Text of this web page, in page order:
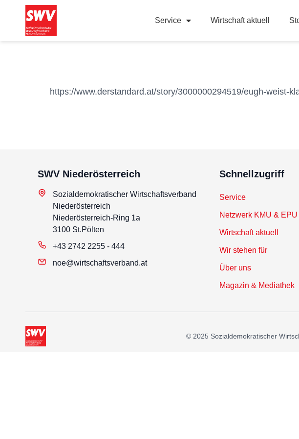
Service Wirtschaft aktuell
https://www.derstandard.at/story/3000000294519/eugh-weist-
SWV Niederösterreich
Sozialdemokratischer Wirtschaftsverband
Niederösterreich
Niederösterreich-Ring 1a
3100 St.Pölten
+43 2742 2255 - 444
noe@wirtschaftsverband.at
Schnellzugriff
Service
Netzwerk KMU & EPU
Wirtschaft aktuell
Wir stehen für
Über uns
Magazin & Mediathek
© 2025 Sozialdemokratischer